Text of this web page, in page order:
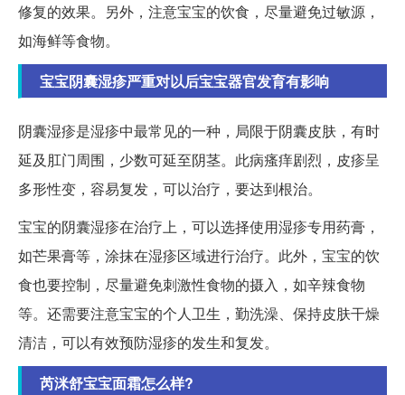
修复的效果。另外，注意宝宝的饮食，尽量避免过敏源，
如海鲜等食物。
宝宝阴囊湿疹严重对以后宝宝器官发育有影响
阴囊湿疹是湿疹中最常见的一种，局限于阴囊皮肤，有时
延及肛门周围，少数可延至阴茎。此病瘙痒剧烈，皮疹呈
多形性变，容易复发，可以治疗，要达到根治。
宝宝的阴囊湿疹在治疗上，可以选择使用湿疹专用药膏，
如芒果膏等，涂抹在湿疹区域进行治疗。此外，宝宝的饮
食也要控制，尽量避免刺激性食物的摄入，如辛辣食物
等。还需要注意宝宝的个人卫生，勤洗澡、保持皮肤干燥
清洁，可以有效预防湿疹的发生和复发。
芮洣舒宝宝面霜怎么样?